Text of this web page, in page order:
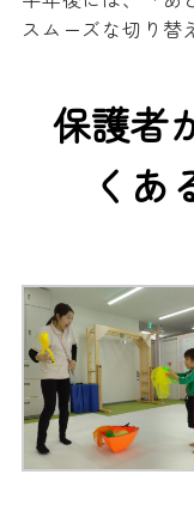
スムーズな切り替
保護者
くあ